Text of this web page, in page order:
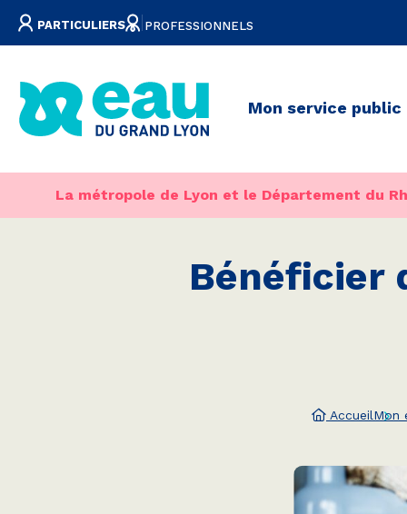
PARTICULIERS PROFESSIONNELS
Mon service public
La métropole de Lyon et le Département du
Bénéficier
AccueilMon